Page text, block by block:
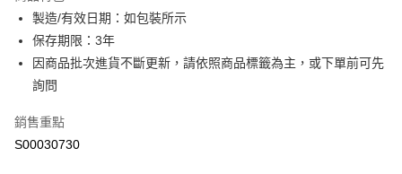
Apple Pay
街口支付
全盈+PAY
ATM付款
製造/有效日期：如包裝所示
保存期限：3年
因商品批次進貨不斷更新，請依照商品標籤為主，或下單前可先
詢問
銷售重點
S00030730